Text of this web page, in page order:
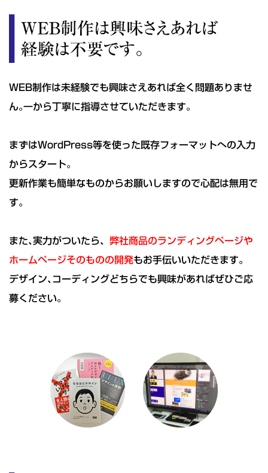
WEB制作は未経験でも興味さえあれば全く問題ありませ
ん｡一から丁寧に指導させていただきます｡
まずはWordPress等を使った既存フォーマットへの入力
からスタート｡
更新作業も簡単なものからお願いしますので心配は無用で
す｡
また､実力がついたら、 弊社商品のランディングページや
ホームページそのものの開発もお手伝いいただきます｡
デザイン､コーディングどちらでも興味があればぜひご応
募ください｡